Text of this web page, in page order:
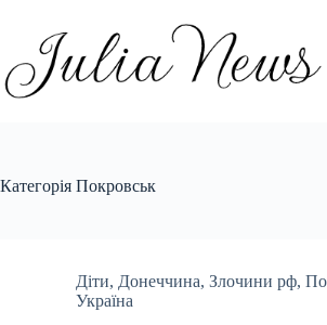
вмісту
Категорія Покровськ
Діти, Донеччина, Злочини рф,
Україна